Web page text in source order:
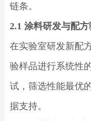
链条。
2.1 涂料研发与配
在实验室研发新配
验样品进行系统性
试，筛选性能最优
据支持。